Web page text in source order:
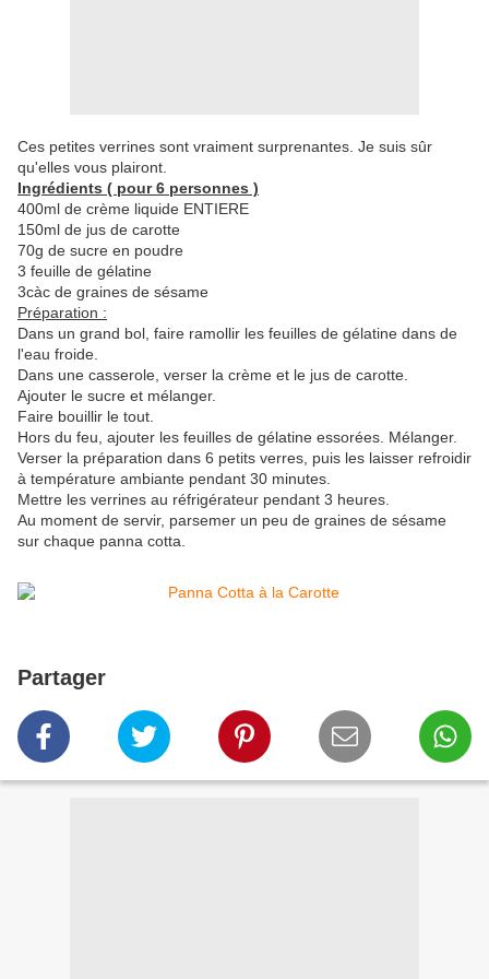
Ces petites verrines sont vraiment surprenantes. Je suis sûr
qu'elles vous plairont.
Ingrédients ( pour 6 personnes )
400ml de crème liquide ENTIERE
150ml de jus de carotte
70g de sucre en poudre
3 feuille de gélatine
3càc de graines de sésame
Préparation :
Dans un grand bol, faire ramollir les feuilles de gélatine dans de
l'eau froide.
Dans une casserole, verser la crème et le jus de carotte.
Ajouter le sucre et mélanger.
Faire bouillir le tout.
Hors du feu, ajouter les feuilles de gélatine essorées. Mélanger.
Verser la préparation dans 6 petits verres, puis les laisser refroidir
à température ambiante pendant 30 minutes.
Mettre les verrines au réfrigérateur pendant 3 heures.
Au moment de servir, parsemer un peu de graines de sésame
sur chaque panna cotta.
Partager